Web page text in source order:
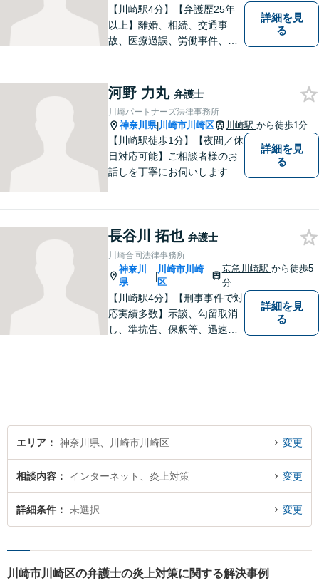
【川崎駅4分】【弁護歴25年
以上】離婚、相続、交通事
故、医療過誤、労働事件、会
皆様を守れるよう尽力してい
ます。人権を守りながら社会
の役に立つことがやりがいで
す。【後払いOK】
詳細を見
る
河野 力丸 弁護士
川崎パートナーズ法律事務所
神奈川県|川崎市川崎区 川崎駅 から徒歩1分
【川崎駅徒歩1分】【夜間／休
日対応可能】ご相談者様のお
話しを丁寧にお伺いします。
ブルに対応可能。【明確な料
金体系】法律トラブルでお悩
みの方は、お気軽にご相談く
ださい。
詳細を見
る
長谷川 拓也 弁護士
川崎合同法律事務所
神奈川
県
|
川崎市川崎
区
京急川崎駅 から徒歩5
分
【川崎駅4分】【刑事事件で対
応実績多数】示談、勾留取消
し、準抗告、保釈等、迅速な
相談を！
詳細を見
る
エリア 神奈川県、川崎市川崎区 変更
相談内容 インターネット、炎上対策 変更
詳細条件 未選択 変更
川崎市川崎区の弁護士の炎上対策に関する解決事例